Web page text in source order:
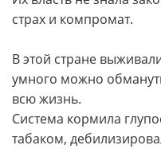
страх и компромат.
В этой стране
умного можно
всю жизнь.
Система кормила
табаком,